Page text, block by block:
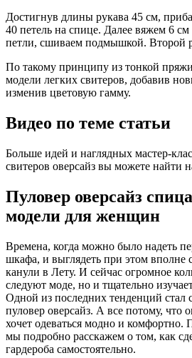
Достигнув длины рукава 45 см,
40 петель на спице. Далее вяжем 6
петли, сшиваем подмышкой. Второй
По такому принципу из тонкой
модели легких свитеров, добавив
изменив цветовую гамму.
Видео по теме статьи
Больше идей и наглядных мастер-
свитеров оверсайз вы можете найти
Пуловер оверсайз
модели для женщин
Времена, когда можно было надеть
шкафа, и выглядеть при этом вполне
канули в Лету. И сейчас огромное
следуют моде, но и тщательно
Одной из последних тенденций стал
пуловер оверсайз. А все потому, что
хочет одеваться модно и комфортно.
мы подробно расскажем о том, как
гардероба самостоятельно.